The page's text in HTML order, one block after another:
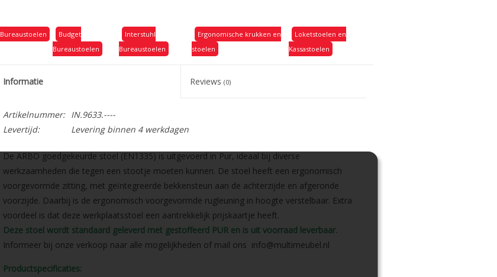
Bureaustoelen
Budget
Bureaustoelen
Interstuhl
Bureaustoelen
Ergonomische krukken en
stoelen
Loketstoelen en
Kassastoelen
Informatie Reviews (0)
Artikelnummer: IN.9633.----
Levertijd:
Levering binnen 4 werkdagen
De ARBO goedgekeurde stoel (EN1335) is uitgevoerd in Pur, ideaal bij diverse
werkzaamheden die tegen een stootje moeten kunnen. De stoel heeft een ergonomisch
voorgevormde zitting, met geïntegreerde bekkensteun aan de achterzijde en afgeronde
voorzijde. Daarbij is de ergonomisch voorgevormde rugleuning in hoogte verstelbaar. Extra
voordeel is dat deze werkplaatsstoel een aantrekkelijk prijskaartje heeft.
Deze stoel wordt standaard geleverd met gestoffeerd PUR en is uit voorraad leverbaar.
Informeer bij onze verkoop naar alle mogelijkheden of mail ons info@multimeubel.nl
Productspecificaties: